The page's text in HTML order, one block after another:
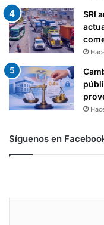
SRI
Síguenos en